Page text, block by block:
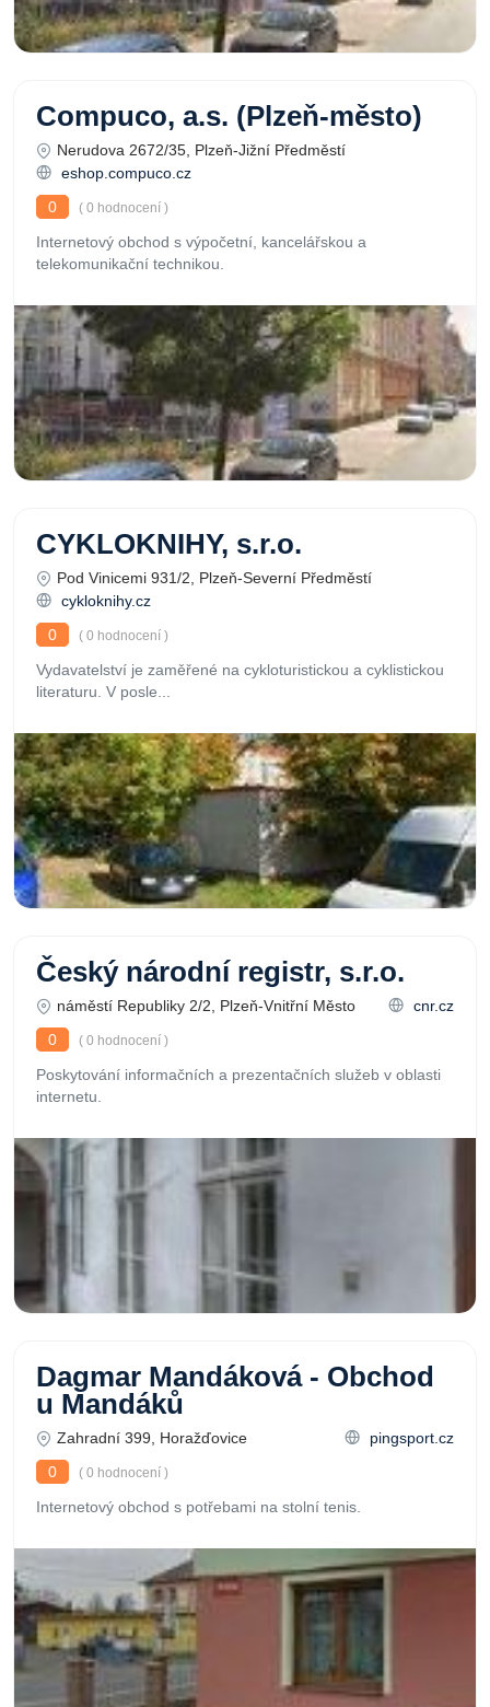
Compuco, a.s. (Plzeň-město)
Nerudova 2672/35, Plzeň-Jižní Předměstí
eshop.compuco.cz
0
( 0 hodnocení )
Internetový obchod s výpočetní, kancelářskou a
telekomunikační technikou.
CYKLOKNIHY, s.r.o.
Pod Vinicemi 931/2, Plzeň-Severní Předměstí
cykloknihy.cz
0
( 0 hodnocení )
Vydavatelství je zaměřené na cykloturistickou a cyklistickou
literaturu. V posle...
Český národní registr, s.r.o.
náměstí Republiky 2/2, Plzeň-Vnitřní Město
cnr.cz
0
( 0 hodnocení )
Poskytování informačních a prezentačních služeb v oblasti
internetu.
Dagmar Mandáková - Obchod
u Mandáků
Zahradní 399, Horažďovice
pingsport.cz
0
( 0 hodnocení )
Internetový obchod s potřebami na stolní tenis.